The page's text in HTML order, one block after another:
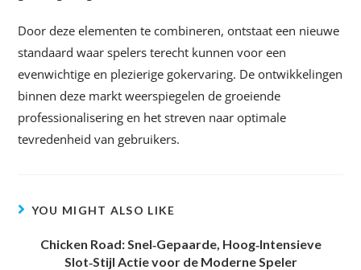
Door deze elementen te combineren, ontstaat een nieuwe
standaard waar spelers terecht kunnen voor een
evenwichtige en plezierige gokervaring. De ontwikkelingen
binnen deze markt weerspiegelen de groeiende
professionalisering en het streven naar optimale
tevredenheid van gebruikers.
YOU MIGHT ALSO LIKE
Chicken Road: Snel‑Gepaarde, Hoog‑Intensieve
Slot‑Stijl Actie voor de Moderne Speler